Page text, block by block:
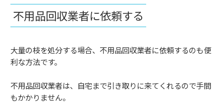
不用品回収業者に依頼する
大量の枝を処分する場合、不用品回収業者に依頼するのも便
利な方法です。
不用品回収業者は、自宅まで引き取りに来てくれるので手間
もかかりません。